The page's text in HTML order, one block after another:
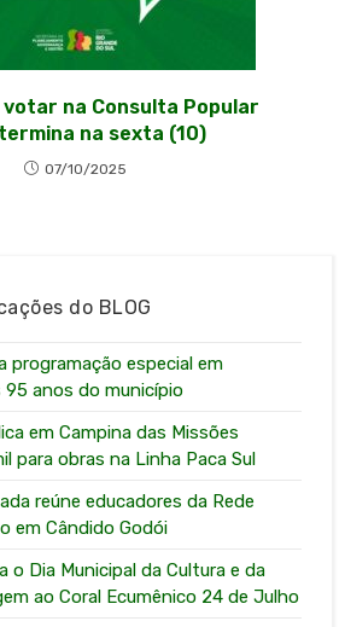
na Consulta Popular
na sexta (10)
07/10/2025
do BLOG
programação especial em
anos do município
em Campina das Missões
para obras na Linha Paca Sul
reúne educadores da Rede
em Cândido Godói
o Dia Municipal da Cultura e da
ao Coral Ecumênico 24 de Julho